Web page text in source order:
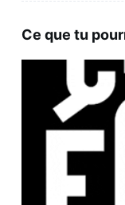
Ce que tu